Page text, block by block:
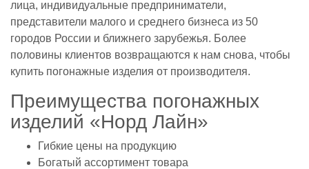
лица, индивидуальные предприниматели,
представители малого и среднего бизнеса из 50
городов России и ближнего зарубежья. Более
половины клиентов возвращаются к нам снова, чтобы
купить погонажные изделия от производителя.
Преимущества погонажных
изделий «Норд Лайн»
Гибкие цены на продукцию
Богатый ассортимент товара